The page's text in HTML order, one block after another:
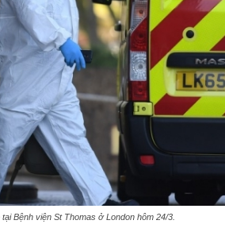
Bệnh viện St Thomas ở London hôm 24/3.